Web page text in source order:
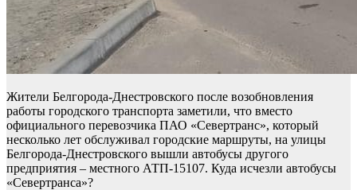
Жители Белгорода-Днестровского после возобновления
работы городского транспорта заметили, что вместо
официального перевозчика ПАО «Севертранс», который
несколько лет обслуживал городские маршруты, на улицы
Белгорода-Днестровского вышли автобусы другого
предприятия – местного АТП-15107. Куда исчезли автобусы
«Севертранса»?